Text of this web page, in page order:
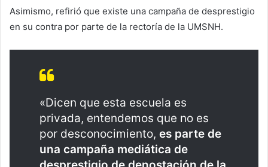
Asimismo, refirió que existe una campaña de desprestigio
en su contra por parte de la rectoría de la UMSNH.
«Dicen que esta escuela es
privada, entendemos que no es
por desconocimiento, es parte de
una campaña mediática de